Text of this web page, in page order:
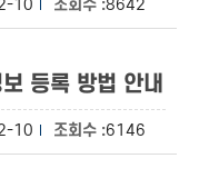
10 8642
등록 방법 안내
10 6146